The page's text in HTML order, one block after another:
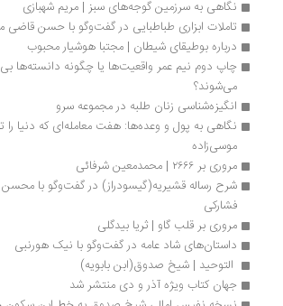
نگاهی به سرزمین گوجه‌های سبز | مریم شهبازی
تاملات ابزاری طباطبایی در گفت‌وگو با حسن قاضی مرادی
درباره بوطیقای شیطان | مجتبا هوشیار محبوب
چاپ دوم نیم عمر واقعیت‌ها یا چگونه دانسته‌ها بی‌اعتبار
می‌شوند؟
انگیزه‌شناسی زنان طلبه در مجموعه سرو
موسی‌زاده
مروری بر ۲۶۶۶ | محمدمعین شرفائی
مروری بر قلب گاو | ثریا بیدگلی
داستا‌ن‌های شاد عامه در گفت‌وگو با نیک هورنبی
التوحید | شیخ صدوق(ابن بابویه)
جهان کتاب ویژه آذر و دی منتشر شد